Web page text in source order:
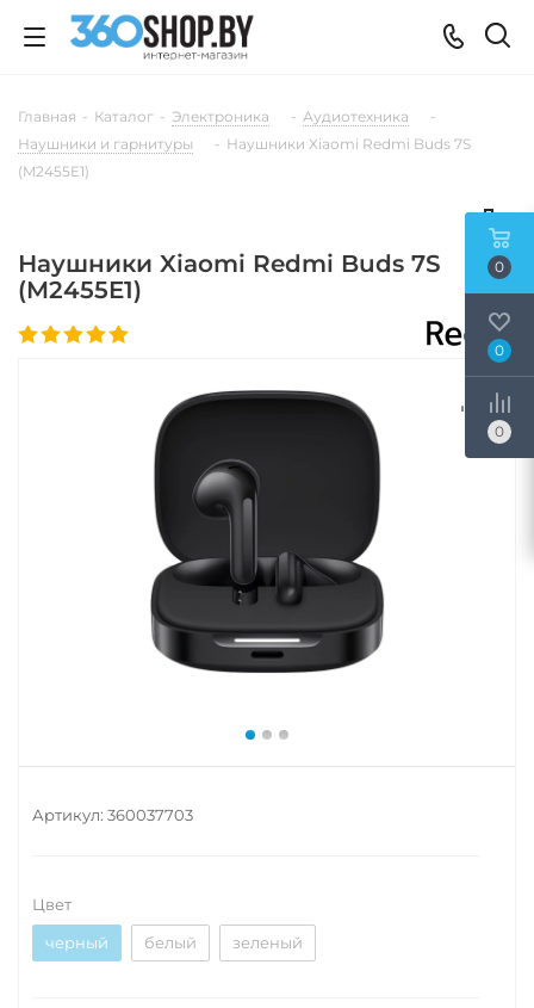
Главная - Каталог - Электроника - Аудиотехника
-
Наушники и гарнитуры
- Наушники Xiaomi Redmi Buds 7S
(M2455E1)
Наушники Xiaomi Redmi Buds 7S
(M2455E1)
Артикул: 360037703
Цвет
черный
белый зеленый
0
0
0